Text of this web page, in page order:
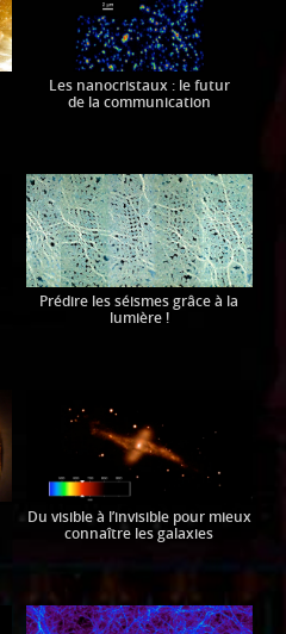
Les nanocristaux : le futur
de la communication
Prédire les séismes grâce à la
lumière !
Du visible à l’invisible pour mieux
connaître les galaxies